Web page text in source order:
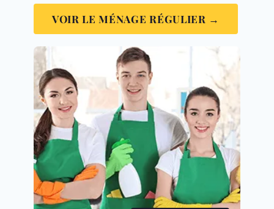
VOIR LE MÉNAGE RÉGULIER →